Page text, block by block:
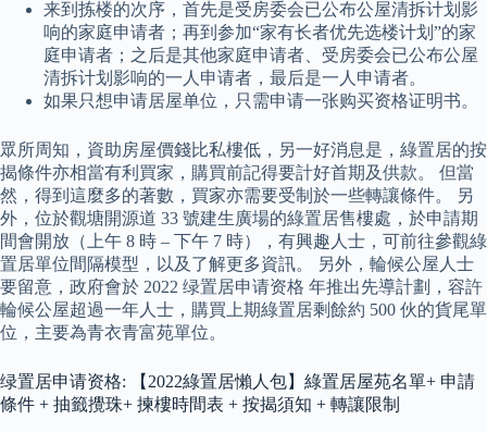
来到拣楼的次序，首先是受房委会已公布公屋清拆计划影
响的家庭申请者；再到参加“家有长者优先选楼计划”的家
庭申请者；之后是其他家庭申请者、受房委会已公布公屋
清拆计划影响的一人申请者，最后是一人申请者。
如果只想申请居屋单位，只需申请一张购买资格证明书。
眾所周知，資助房屋價錢比私樓低，另一好消息是，綠置居的按
揭條件亦相當有利買家，購買前記得要計好首期及供款。 但當
然，得到這麼多的著數，買家亦需要受制於一些轉讓條件。 另
外，位於觀塘開源道 33 號建生廣場的綠置居售樓處，於申請期
間會開放（上午 8 時 – 下午 7 時），有興趣人士，可前往參觀綠
置居單位間隔模型，以及了解更多資訊。 另外，輪候公屋人士
要留意，政府會於 2022 绿置居申请资格 年推出先導計劃，容許
輪候公屋超過一年人士，購買上期綠置居剩餘約 500 伙的貨尾單
位，主要為青衣青富苑單位。
绿置居申请资格: 【2022綠置居懶人包】綠置居屋苑名單+ 申請
條件 + 抽籤攪珠+ 揀樓時間表 + 按揭須知 + 轉讓限制